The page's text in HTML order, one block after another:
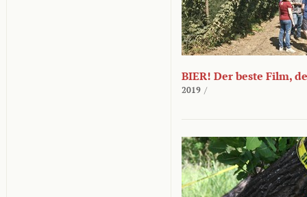
BIER! Der beste Film,
2019 /